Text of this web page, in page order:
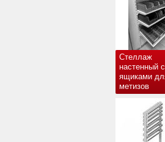
Стеллаж
настенный с
ящиками
метизов